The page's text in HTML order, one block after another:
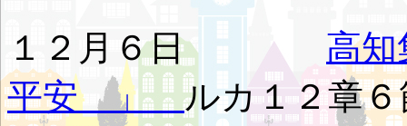
１２月６日 高
平安 」ルカ１２章６